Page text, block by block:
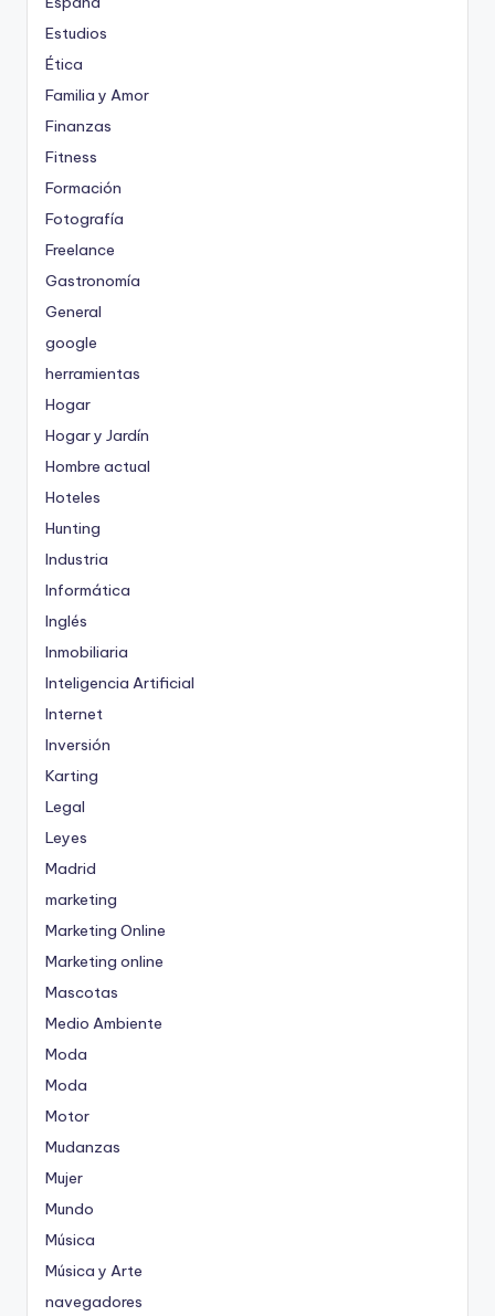
Estudios
Ética
Familia y Amor
Finanzas
Fitness
Formación
Fotografía
Freelance
Gastronomía
General
google
herramientas
Hogar
Hogar y Jardín
Hombre actual
Hoteles
Hunting
Industria
Informática
Inglés
Inmobiliaria
Inteligencia Artificial
Internet
Inversión
Karting
Legal
Leyes
Madrid
marketing
Marketing Online
Marketing online
Mascotas
Medio Ambiente
Moda
Moda
Motor
Mudanzas
Mujer
Mundo
Música
Música y Arte
navegadores